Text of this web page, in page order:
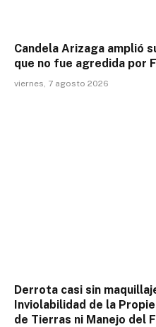
Candela Arizaga amplió
que no fue agredida por
viernes, 7 agosto 2026
Derrota casi sin
Inviolabilidad de la
de Tierras ni Manejo del